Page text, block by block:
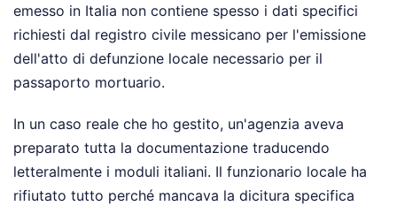
emesso in Italia non contiene spesso i dati specifici
richiesti dal registro civile messicano per l'emissione
dell'atto di defunzione locale necessario per il
passaporto mortuario.
In un caso reale che ho gestito, un'agenzia aveva
preparato tutta la documentazione traducendo
letteralmente i moduli italiani. Il funzionario locale ha
rifiutato tutto perché mancava la dicitura specifica